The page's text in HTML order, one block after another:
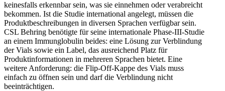
keinesfalls erkennbar sein, was sie einnehmen oder verabreicht
bekommen. Ist die Studie international angelegt, müssen die
Produktbeschreibungen in diversen Sprachen verfügbar sein.
CSL Behring benötigte für seine internationale Phase-III-Studie
an einem Immunglobulin beides: eine Lösung zur Verblindung
der Vials sowie ein Label, das ausreichend Platz für
Produktinformationen in mehreren Sprachen bietet. Eine
weitere Anforderung: die Flip-Off-Kappe des Vials muss
einfach zu öffnen sein und darf die Verblindung nicht
beeinträchtigen.